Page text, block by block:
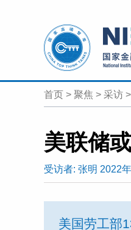
首页 > 聚焦 > 采访 >
美联储
受访者: 张明 2022
美国劳工部